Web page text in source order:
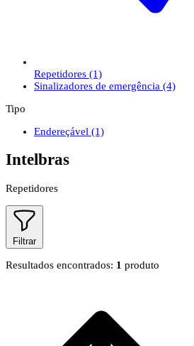
Repetidores (1)
Sinalizadores de emergência (4)
Tipo
Endereçável (1)
Intelbras
Repetidores
Filtrar
Resultados encontrados: 1 produto